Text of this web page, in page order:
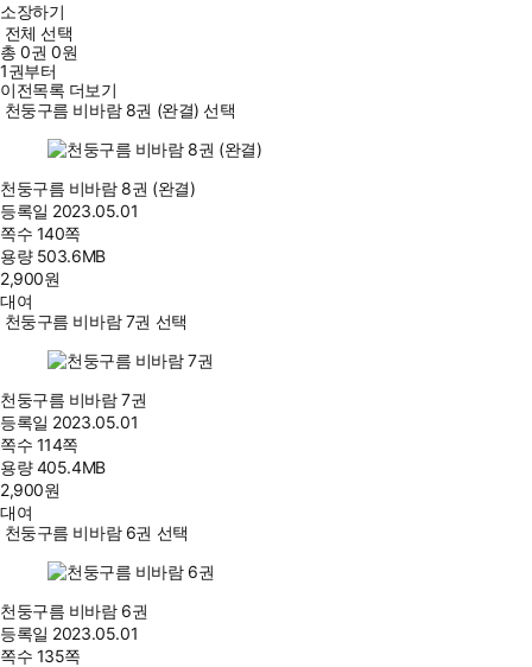
소장하기
전체 선택
총0권 0원
1권부터
이전목록 더보기
천둥구름 비바람 8권 (완결) 선택
천둥구름 비바람 8권 (완결)
등록일 2023.05.01
쪽수 140쪽
용량 503.6MB
2,900원
대여
천둥구름 비바람 7권 선택
천둥구름 비바람 7권
등록일 2023.05.01
쪽수 114쪽
용량405.4MB
2,900원
대여
천둥구름 비바람 6권 선택
천둥구름 비바람 6권
등록일 2023.05.01
쪽수 135쪽